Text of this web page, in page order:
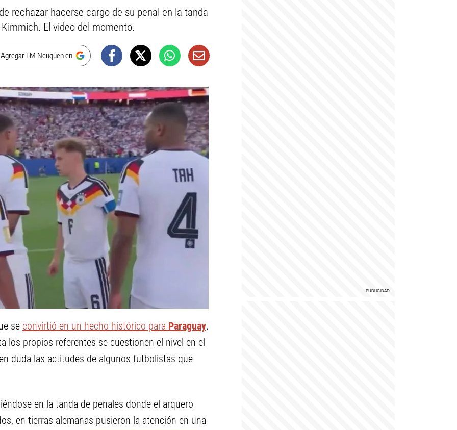
rechazar hacerse cargo de su penal en la tanda
El video del momento.
LM Neuquen en
se convirtió en un hecho histórico para Paraguay.
los propios referentes se cuestionen el nivel en el
duda las actitudes de algunos futbolistas que
en la tanda de penales donde el arquero
en tierras alemanas pusieron la atención en una